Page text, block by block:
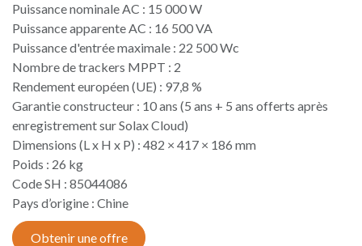
Puissance nominale AC : 15 000 W
Puissance apparente AC : 16 500 VA
Puissance d'entrée maximale : 22 500 Wc
Nombre de trackers MPPT : 2
Rendement européen (UE) : 97,8 %
Garantie constructeur : 10 ans (5 ans + 5 ans offerts après
enregistrement sur Solax Cloud)
Dimensions (L x H x P) : 482 × 417 × 186 mm
Poids : 26 kg
Code SH : 85044086
Pays d’origine : Chine​
Obtenir une offre